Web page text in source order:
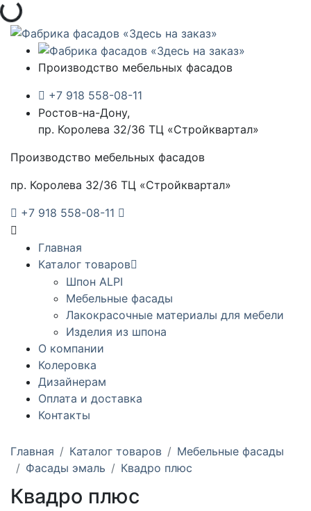
Загрузка...
Производство мебельных фасадов
+7 918 558-08-11
Ростов-на-Дону,
пр. Королева 32/36 ТЦ «Стройквартал»
Производство мебельных фасадов
пр. Королева 32/36 ТЦ «Стройквартал»
+7 918 558-08-11
Главная
Каталог товаров
Шпон ALPI
Мебельные фасады
Лакокрасочные материалы для мебели
Изделия из шпона
О компании
Колеровка
Дизайнерам
Оплата и доставка
Контакты
Главная Каталог товаров
Мебельные фасады
Фасады эмаль
Квадро плюс
Квадро плюс